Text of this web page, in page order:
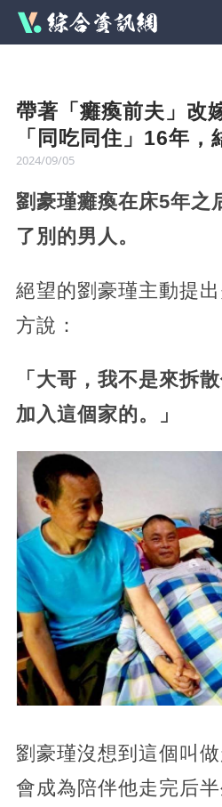
帶著「癱瘓前夫」改
「同吃同住」16年
2024/09/05
劉豪瑾癱瘓在床5年之
了別的男人。
絕望的劉豪瑾主動提
方說：
「大哥，我不是來拆
加入這個家的。」
劉豪瑾沒想到這個叫
會成為陪伴他走完后半